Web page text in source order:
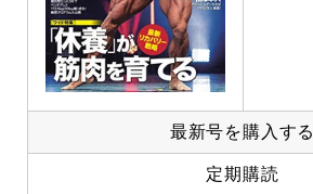
最新号を購入する
定期購読